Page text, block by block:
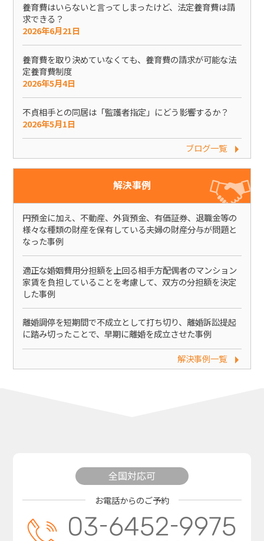
養育費はいらないと言ってしまったけど、法定養育費は請
求できる？
2026年6月21日
養育費を取り決めていなくても、養育費の請求が可能な法
定養育費制度
2026年5月4日
不貞相手との同居は「監護者指定」にどう影響するか？
2026年5月1日
ブログ一覧
解決事例
円預金に加え、不動産、外貨預金、有価証券、退職金等の
様々な種類の財産を保有している夫婦の財産分与が問題と
なった事例
適正な婚姻費用分担額を上回る相手方配偶者のマンション
家賃を負担していることを考慮して、双方の分担額を決定
した事例
離婚調停を短期間で不成立として打ち切り、離婚訴訟提起
に踏み切ったことで、早期に離婚を成立させた事例
解決事例一覧
全国対応可
お電話からのご予約